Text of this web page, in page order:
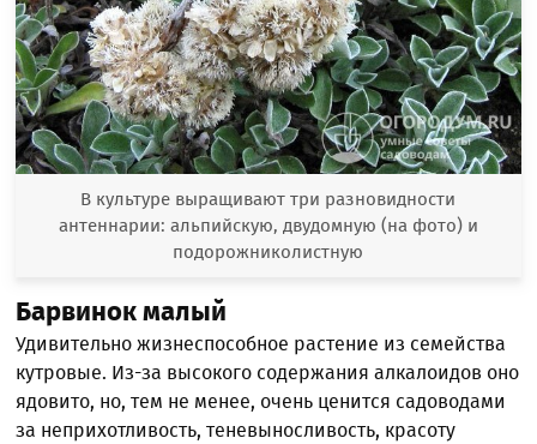
В культуре выращивают три разновидности
антеннарии: альпийскую, двудомную (на фото) и
подорожниколистную
Барвинок малый
Удивительно жизнеспособное растение из семейства
кутровые. Из-за высокого содержания алкалоидов оно
ядовито, но, тем не менее, очень ценится садоводами
за неприхотливость, теневыносливость, красоту